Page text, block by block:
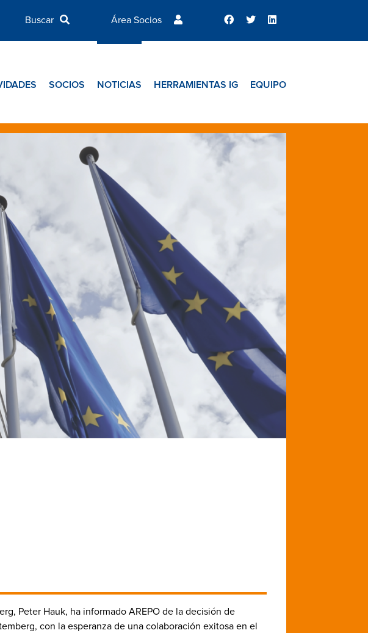
Área Socios
SOCIOS NOTICIAS HERRAMIENTAS IG EQUIPO
Peter Hauk, ha informado AREPO de la decisión de
con la esperanza de una colaboración exitosa en el